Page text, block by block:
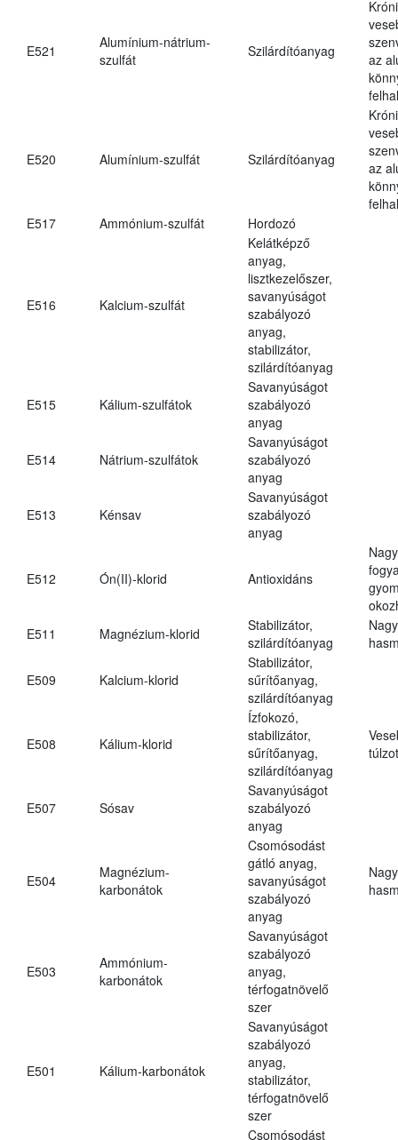
E521
Alumínium-nátrium-
szulfát
Szilárdítóanyag
az
E520 Alumínium-szulfát Szilárdítóanyag
az
E517
Ammónium-szulfát Hordozó
E516 Kalcium-szulfát
Kelátképző
anyag,
lisztkezelőszer,
savanyúságot
szabályozó
anyag,
stabilizátor,
szilárdítóanyag
E515 Kálium-szulfátok
Savanyúságot
szabályozó
anyag
E514 Nátrium-szulfátok
Savanyúságot
szabályozó
anyag
E513 Kénsav
Savanyúságot
szabályozó
anyag
E512 Ón(II)-klorid Antioxidáns
E511
Magnézium-klorid
Stabilizátor,
szilárdítóanyag
E509 Kalcium-klorid
Stabilizátor,
sűrítőanyag,
szilárdítóanyag
E508 Kálium-klorid
Ízfokozó,
stabilizátor,
sűrítőanyag,
szilárdítóanyag
E507 Sósav
Savanyúságot
szabályozó
anyag
E504
Magnézium-
karbonátok
Csomósodást
gátló anyag,
savanyúságot
szabályozó
anyag
E503
Ammónium-
karbonátok
Savanyúságot
szabályozó
anyag,
térfogatnövelő
szer
E501 Kálium-karbonátok
Savanyúságot
szabályozó
anyag,
stabilizátor,
térfogatnövelő
szer
Csomósodást